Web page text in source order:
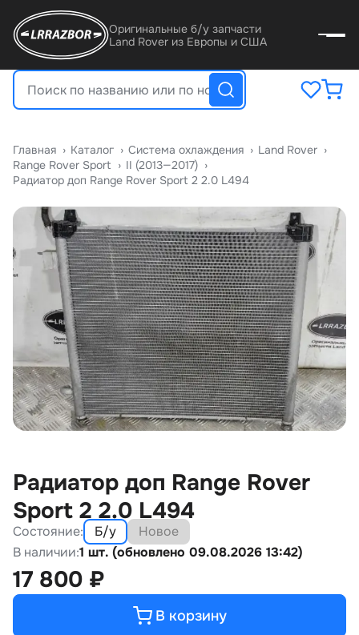
Оригинальные б/у запчасти
Land Rover из Европы и США
Главная › Катало › Система охлаждения › Land Rover ›
Range Rover Sport › II (2013—2017) ›
Радиатор доп Range Rover Sport 2 2.0 L494
Радиатор доп Range Rover
Sport 2 2.0 L494
Состояние: Б/у
Новое
В наличии:1 шт. (обновлено 09.08.2026 13:42)
17 800 ₽
В корзину